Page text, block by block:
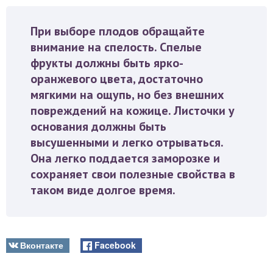
При выборе плодов обращайте
внимание на спелость. Спелые
фрукты должны быть ярко-
оранжевого цвета, достаточно
мягкими на ощупь, но без внешних
повреждений на кожице. Листочки у
основания должны быть
высушенными и легко отрываться.
Она легко поддается заморозке и
сохраняет свои полезные свойства в
таком виде долгое время.
Вконтакте Facebook